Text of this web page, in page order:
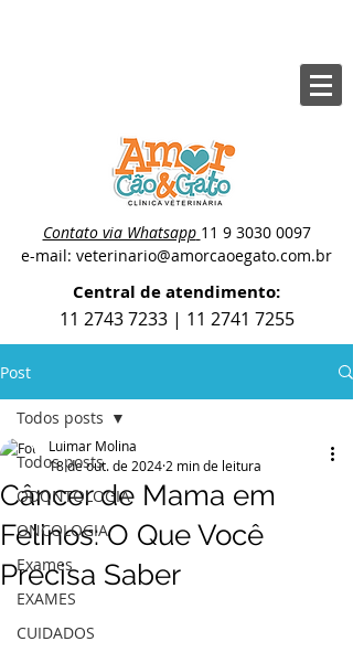
Contato via Whatsapp 11 9 3030 0097
e-mail: veterinario@amorcaoegato.com.br
Central de atendimento:
11 2743 7233| 11 2741 7255
Post
Todos posts
ODONTOLOGIA
ONCOLOGIA
Exames
EXAMES
CUIDADOS
Todos posts
Câncer de Mama em
Felinos: O Que Você
Precisa Saber
Luimar Molina
18 de out. de 2024 2 min de leitura